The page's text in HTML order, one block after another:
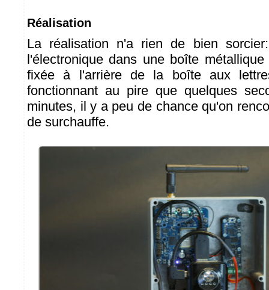
Réalisation
La réalisation n'a rien de bien
l'électronique dans une boîte
fixée à l'arrière de la boîte aux
fonctionnant au pire que quelques
minutes, il y a peu de chance qu'on
de surchauffe.